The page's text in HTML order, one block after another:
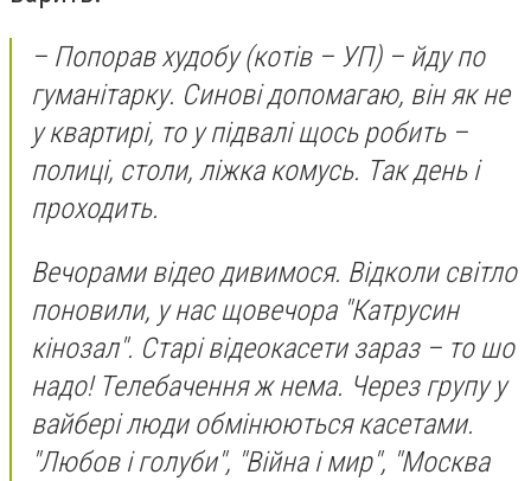
– Попорав худобу (котів – УП) – йду по
гуманітарку. Синові допомагаю, він як не
у квартирі, то у підвалі щось робить –
полиці, столи, ліжка комусь. Так день і
проходить.
Вечорами відео дивимося. Відколи світло
поновили, у нас щовечора "Катрусин
кінозал". Старі відеокасети зараз – то шо
надо! Телебачення ж нема. Через групу у
вайбері люди обмінюються касетами.
"Любов і голуби", "Війна і мир", "Москва